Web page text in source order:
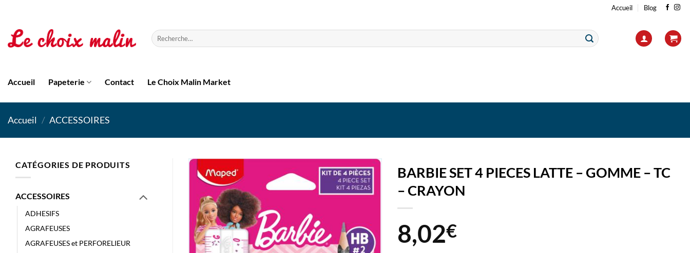
contenu
Accueil Blog
Recherche
pour :
Accueil Papeterie Contact Le Choix Malin Market
Accueil / ACCESSOIRES
CATÉGORIES DE PRODUITS
ACCESSOIRES
ADHESIFS
AGRAFEUSES
AGRAFEUSES et PERFORELIEUR
BARBIE SET 4 PIECES LATTE – GOMME – TC
– CRAYON
8,02€